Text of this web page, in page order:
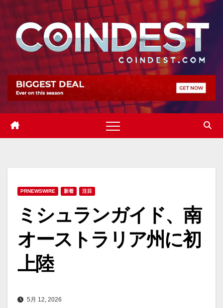
Skip
content
PRNEWSWIRE 新着 注目
ミシュランガイド、南
オーストラリア州に初
上陸
5月 12, 2026